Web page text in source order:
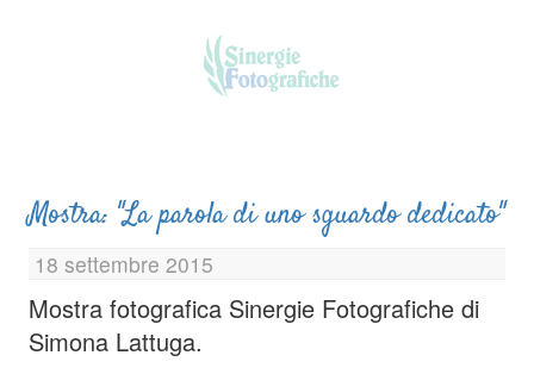
Mostra: "La parola di uno sguardo dedicato"
18 settembre 2015
Mostra fotografica Sinergie Fotografiche di
Simona Lattuga.